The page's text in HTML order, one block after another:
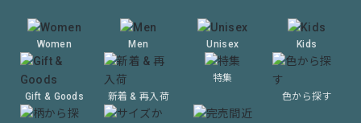
Women Men Unisex Kids
Gift & Goods 新着 & 再入荷
特集
色から探す